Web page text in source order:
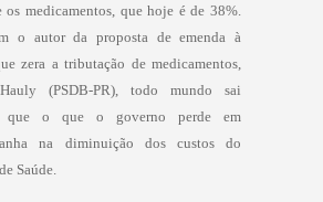
medicamentos, que hoje é de 38%.
o autor da proposta de emenda à
zera a tributação de medicamentos,
(PSDB-PR), todo mundo sai
que o que o governo perde em
na diminuição dos custos do
Saúde.